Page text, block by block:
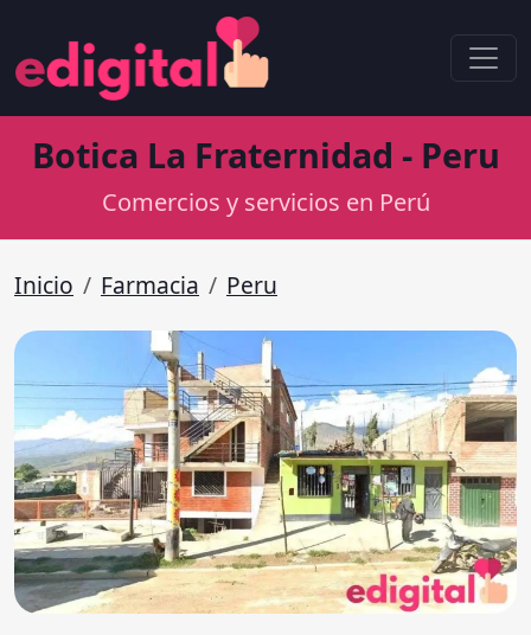
Botica La Fraternidad - Peru
Comercios y servicios en Perú
Inicio Farmacia Peru